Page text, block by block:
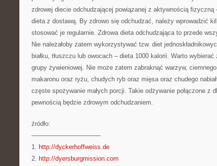
zdrowej diecie odchudzającej powiązanej z aktywnością fizyczną
dieta z dostawą. By zdrowo się odchudzać, należy wprowadzić
stosować je regularnie. Zdrowa dieta odchudzająca to przede
Nie należałoby zatem wykorzystywać tzw. diet
białku, tłuszczu lub owocach – dieta 1000 kalorii. Warto
grupy żywieniowej. Nie może zatem zabraknąć warzyw,
makaronu oraz ryżu, chudych ryb oraz mięsa oraz chudego
częste spożywanie małych porcji. Takie odżywanie połączone z
pewnością będzie zdrowym odchudzaniem.
źródło:
———————————
1. http://dyckerhoffweiss.de
2. http://dyersburgmission.com